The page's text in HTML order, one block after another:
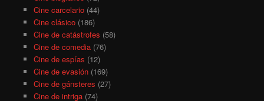
Cine carcelario(44)
Cine clásico(186)
Cine de catástrofes (58)
Cine de comedia(76)
Cine de espías (12)
Cine de evasión(169)
Cine de gánsteres (27)
Cine de intriga(74)